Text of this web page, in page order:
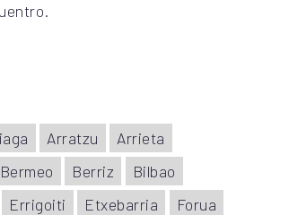
Arratzu
Arrieta
Bermeo Berriz
Bilbao
Errigoiti Etxebarria
Forua